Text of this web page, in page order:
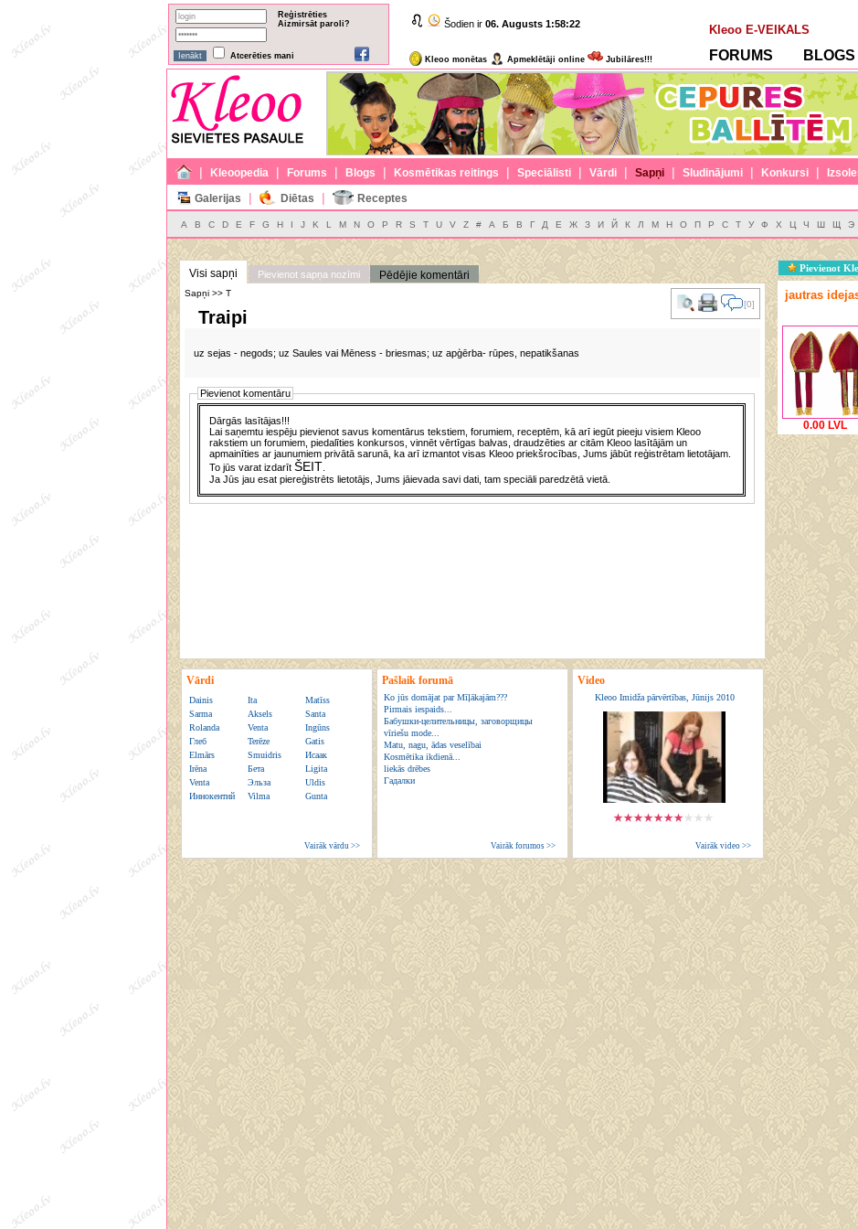
Reģistrēties
Aizmirsāt paroli?
Atcerēties mani
Šodien ir 06. Augusts 1:58:22
Kleoo monētas Apmeklētāji online Jubilāres!!!
Kleoo E-VEIKALS
FORUMS BLOGS
| Kleoopedia | Forums | Blogs | Kosmētikas reitings | Speciālisti | Vārdi | Sapņi | Sludinājumi | Konkursi |
Galerijas
| Diētas | Receptes
A B C D E F G H I J K L M N O P R S T U V Z # А Б В Г Д Е Ж З И Й К Л М Н О П Р С Т У Ф Х Ц Ч Ш Щ Э
Visi sapņi Pievienot sapņa nozīmi Pēdējie komentāri
[0]
Sapņi >> T
Traipi
uz sejas - negods; uz Saules vai Mēness - briesmas; uz apģērba- rūpes, nepatikšanas
Pievienot komentāru
Dārgās lasītājas!!!
Lai saņemtu iespēju pievienot savus komentārus tekstiem, forumiem, receptēm, kā arī iegūt pieeju visiem Kleoo
rakstiem un forumiem, piedalīties konkursos, vinnēt vērtīgas balvas, draudzēties ar citām Kleoo lasītājām un
apmainīties ar jaunumiem privātā sarunā, ka arī izmantot visas Kleoo priekšrocības, Jums jābūt reģistrētam lietotājam.
To jūs varat izdarītŠEIT
Ja Jūs jau esat piereģistrēts lietotājs, Jums jāievada savi dati, tam speciāli paredzētā vietā.
Vārdi
Dainis Ita
Matīss
Sarma
Aksels
Santa
Rolanda
Venta
Ingūns
Глеб
Terēze
Gatis
Elmārs
Smuidris
Исаак
Irēna
Бета
Ligita
Venta
Эльза
Uldis
Иннокентий
Vilma Gunta
Vairāk vārdu >>
Pašlaik forumā
Ko jūs domājat par Mīļākajām???
Pirmais iespaids...
Бабушки-целительницы, заговорщицы
vīriešu mode...
Matu, nagu, ādas veselībai
Kosmētika ikdienā...
liekās drēbes
Гадалки
Vairāk forumos >>
Video
Kleoo Imidža pārvērtības, Jūnijs 2010
Vairāk video >>
Pievienot
jautras
0.00 LVL